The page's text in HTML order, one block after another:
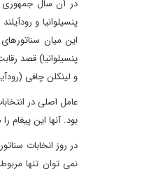
پنسیلوانیا و
پنسیلوانیا) قصد
و لینکلن چافی
بود. آنها این